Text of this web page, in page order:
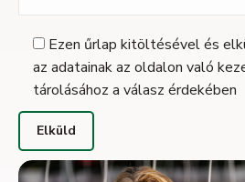
Ezen űrlap kitöltésével és
az adatainak az oldalon való
tárolásához a válasz érdekében